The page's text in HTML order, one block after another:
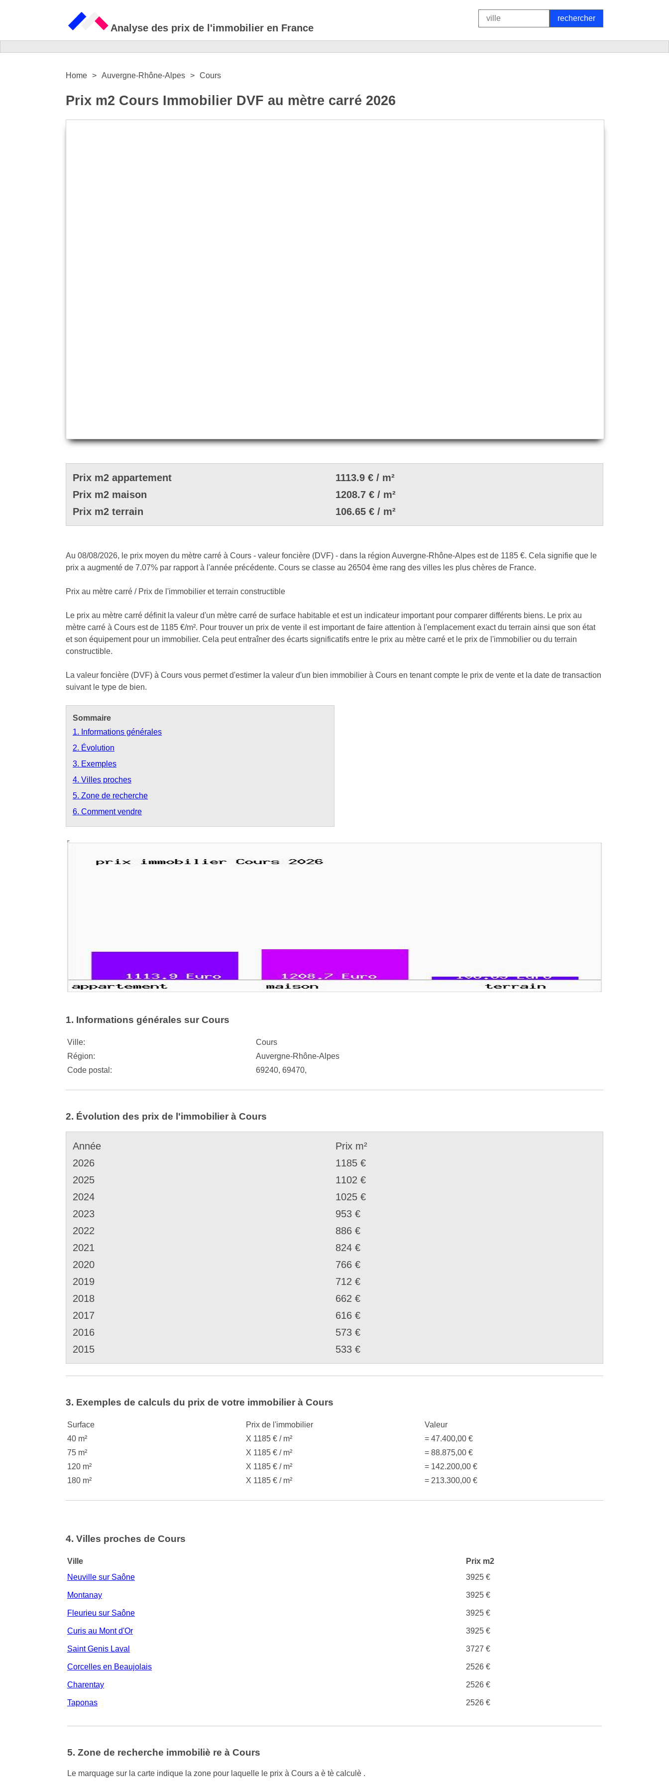
Analyse des prix de l'immobilier en France
Home Auvergne-Rhône-Alpes Cours
Prix m2 Cours Immobilier DVF au mètre carré 2026
Prix m2 appartement
1113.9 € / m²
Prix m2 maison
1208.7 € / m²
Prix m2 terrain
106.65 € / m²
Au 08/08/2026, le prix moyen du mètre carré à Cours - valeur foncière (DVF) - dans la région Auvergne-Rhône-Alpes est de 1185 €. Cela signifie que le
prix a augmenté de 7.07% par rapport à l'année précédente. Cours se classe au 26504 ème rang des villes les plus chères de France.
Prix au mètre carré / Prix de l'immobilier et terrain constructible
Le prix au mètre carré définit la valeur d'un mètre carré de surface habitable et est un indicateur important pour comparer différents biens. Le prix au
mètre carré à Cours est de 1185 €/m². Pour trouver un prix de vente il est important de faire attention à l'emplacement exact du terrain ainsi que son état
et son équipement pour un immobilier. Cela peut entraîner des écarts significatifs entre le prix au mètre carré et le prix de l'immobilier ou du terrain
constructible.
La valeur foncière (DVF) à Cours vous permet d'estimer la valeur d'un bien immobilier à Cours en tenant compte le prix de vente et la date de transaction
suivant le type de bien.
Sommaire
1. Informations générales
2. Évolution
3. Exemples
4. Villes proches
5. Zone de recherche
6. Comment vendre
1. Informations générales sur Cours
Ville:
Cours
Région:
Auvergne-Rhône-Alpes
Code postal:
69240, 69470,
2. Évolution des prix de l'immobilier à Cours
Année
Prix m²
2026
1185 €
2025
1102 €
2024
1025 €
2023
953 €
2022
886 €
2021
824 €
2020
766 €
2019
712 €
2018
662 €
2017
616 €
2016
573 €
2015
533 €
3. Exemples de calculs du prix de votre immobilier à Cours
Surface Prix de l'immobilier
Valeur
40 m²
X 1185 € / m²
= 47.400,00 €
75 m²
X 1185 € / m²
= 88.875,00 €
120 m²
X 1185 € / m²
= 142.200,00 €
180 m²
X 1185 € / m² = 213.300,00 €
4. Villes proches de Cours
Ville
Prix m2
Neuville sur Saône
3925 €
Montanay 3925 €
Fleurieu sur Saône 3925 €
Curis au Mont d'Or 3925 €
Saint Genis Laval 3727 €
Corcelles en Beaujolais 2526 €
Charentay 2526 €
Taponas 2526 €
5. Zone de recherche immobiliè re à Cours
Le marquage sur la carte indique la zone pour laquelle le prix à Cours a è tè calculè .